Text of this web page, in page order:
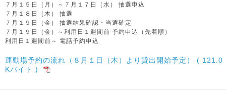
７月１５日（月）～７月１７日（水） 抽選申込
７月１８日（木） 抽選
７月１９日（金） 抽選結果確認・当選確定
７月１９日（金）～利用日１週間前 予約申込（先着順）
利用日１週間前～ 電話予約申込
運動場予約の流れ（８月１日（木）より貸出開始予定） ( 121.0
Kバイト )